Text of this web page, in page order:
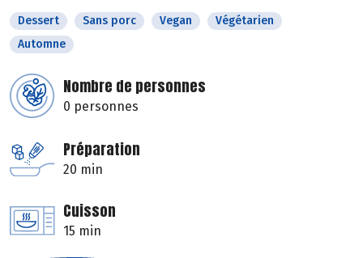
Dessert Sans porc Vegan
Végétarien
Automne
Nombre de personnes
0 personnes
Préparation
20 min
Cuisson
15 min